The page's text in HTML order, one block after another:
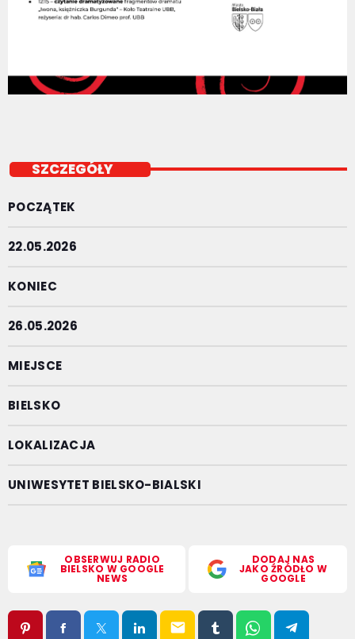
SZCZEGÓŁY
POCZĄTEK
22.05.2026
KONIEC
26.05.2026
MIEJSCE
BIELSKO
LOKALIZACJA
UNIWESYTET BIELSKO-BIALSKI
OBSERWUJ RADIO
BIELSKO W GOOGLE
NEWS
DODAJ NAS
JAKO ŹRÓDŁO W
GOOGLE
email